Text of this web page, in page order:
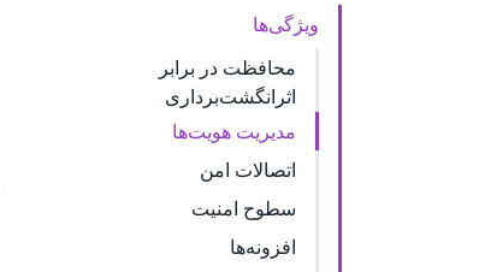
ویژگی‌ها
محافظت در برابر
اثرانگشت‌برداری
مدیریت هویت‌ها
اتصالات امن
سطوح امنیت
افزونه‌ها